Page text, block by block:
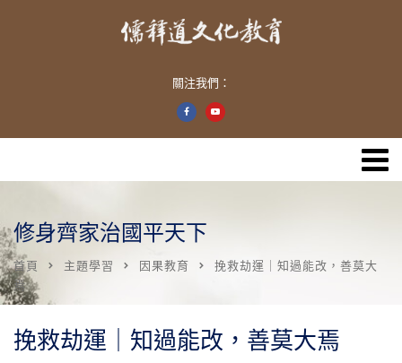
關注我們：
修身齊家治國平天下
首頁 主題學習 因果教育
挽救劫運｜知過能改，善莫大
焉
挽救劫運｜知過能改，善莫大焉